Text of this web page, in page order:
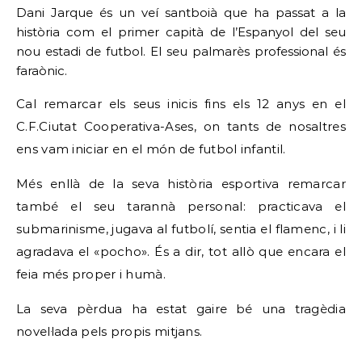
Dani Jarque és un veí santboià que ha passat a la
història com el primer capità de l’Espanyol del seu
nou estadi de futbol. El seu palmarès professional és
faraònic.
Cal remarcar els seus inicis fins els 12 anys en el
C.F.Ciutat Cooperativa-Ases, on tants de nosaltres
ens vam iniciar en el món de futbol infantil.
Més enllà de la seva història esportiva remarcar
també el seu tarannà personal: practicava el
submarinisme, jugava al futbolí, sentia el flamenc, i li
agradava el «pocho». És a dir, tot allò que encara el
feia més proper i humà.
La seva pèrdua ha estat gaire bé una tragèdia
novel·lada pels propis mitjans.